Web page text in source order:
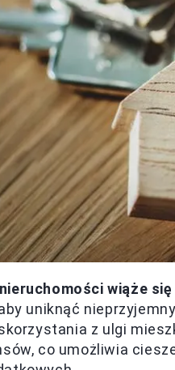
wiąże
uniknąć
z ulgi
co umożliwia